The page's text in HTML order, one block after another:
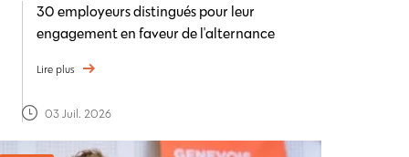
30 employeurs distingués pour leur
engagement en faveur de l'alternance
Lire plus
03 Juil. 2026